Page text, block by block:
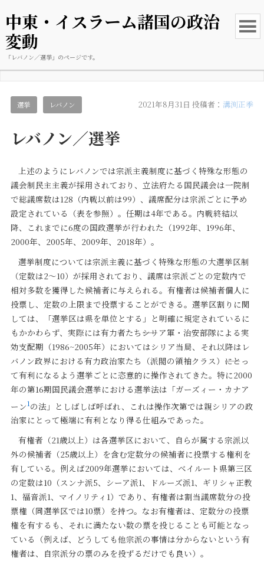
中東・イスラーム諸国の政治
変動
「レバノン／選挙」のページです。
選挙 レバノン 2021年8月31日 投稿者： 溝渕正季
レバノン／選挙
上述のようにレバノンでは宗派主義制度に基づく特殊な形態の
議会制民主主義が採用されており、立法府たる国民議会は一院制
で総議席数は128（内戦以前は99）、議席配分は宗派ごとに予め
設定されている（表を参照）。任期は4年である。内戦終結以
降、これまでに6度の国政選挙が行われた（1992年、1996年、
2000年、2005年、2009年、2018年）。
選挙制度については宗派主義に基づく特殊な形態の大選挙区制
（定数は2～10）が採用されており、議席は宗派ごとの定数内で
相対多数を獲得した候補者に与えられる。有権者は候補者個人に
投票し、定数の上限まで投票することができる。選挙区割りに関
しては、「選挙区は県を単位とする」と明確に規定されているに
もかかわらず、実際には有力者たち――シリア軍・治安部隊による実
効支配期（1986~2005年）においてはシリア当局、それ以降はレ
バノン政界における有力政治家たち（派閥の領袖クラス）――にとっ
て有利になるよう選挙ごとに恣意的に操作されてきた。特に2000
年の第16期国民議会選挙における選挙法は「ガーズィー・カナア
ーン1の法」としばしば呼ばれ、これは操作次第では親シリアの政
治家にとって極端に有利となり得る仕組みであった。
有権者（21歳以上）は各選挙区において、自らが属する宗派以
外の候補者（25歳以上）を含む定数分の候補者に投票する権利を
有している。例えば2009年選挙においては、ベイルート県第三区
の定数は10（スンナ派5、シーア派1、ドルーズ派1、ギリシャ正教
1、福音派1、マイノリティ1）であり、有権者は割当議席数分の投
票権（同選挙区では10票）を持つ。なお有権者は、定数分の投票
権を有するも、それに満たない数の票を投じることも可能となっ
ている（例えば、どうしても他宗派の事情は分からないという有
権者は、自宗派分の票のみを投ずるだけでも良い）。